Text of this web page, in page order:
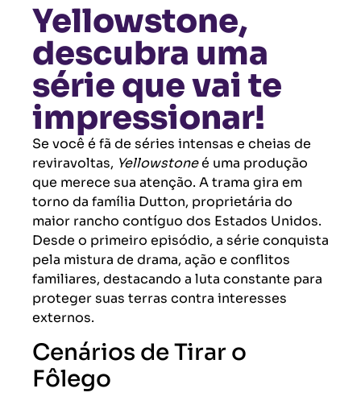
Yellowstone,
descubra uma
série que vai te
impressionar!
Se você é fã de séries intensas e cheias de
reviravoltas, Yellowstoneé uma produção
que merece sua atenção. A trama gira em
torno da família Dutton, proprietária do
maior rancho contíguo dos Estados Unidos.
Desde o primeiro episódio, a série conquista
pela mistura de drama, ação e conflitos
familiares, destacando a luta constante para
proteger suas terras contra interesses
externos.
Cenários de Tirar o
Fôlego